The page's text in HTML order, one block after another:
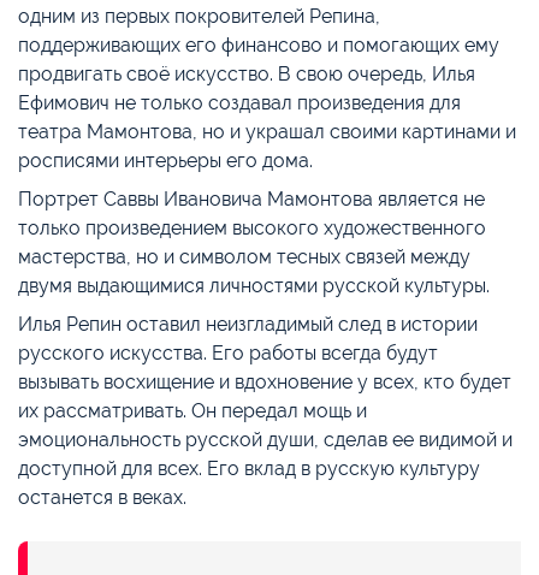
одним из первых покровителей Репина,
поддерживающих его финансово и помогающих ему
продвигать своё искусство. В свою очередь, Илья
Ефимович не только создавал произведения для
театра Мамонтова, но и украшал своими картинами и
росписями интерьеры его дома.
Портрет Саввы Ивановича Мамонтова является не
только произведением высокого художественного
мастерства, но и символом тесных связей между
двумя выдающимися личностями русской культуры.
Илья Репин оставил неизгладимый след в истории
русского искусства. Его работы всегда будут
вызывать восхищение и вдохновение у всех, кто будет
их рассматривать. Он передал мощь и
эмоциональность русской души, сделав ее видимой и
доступной для всех. Его вклад в русскую культуру
останется в веках.